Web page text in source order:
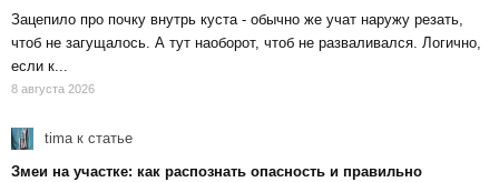
Зацепило про почку внутрь куста - обычно же учат наружу резать,
чтоб не загущалось. А тут наоборот, чтоб не разваливался. Логично,
если к...
8 августа 2026
tima к статье
Змеи на участке: как распознать опасность и правильно